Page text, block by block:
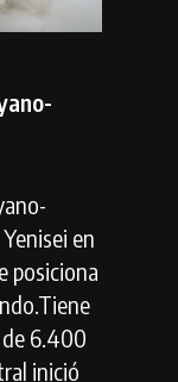
en
posiciona
de 6.400
inició